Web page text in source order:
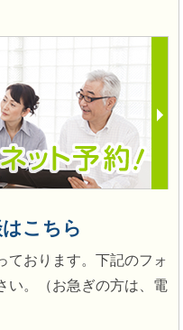
こちら
ております。下記のフォ
い。（お急ぎの方は、電